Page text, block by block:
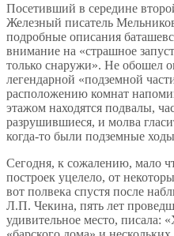
Посетивший в середине
Железный писатель
подробные описания
внимание на «страшное
только снаружи». Не обошел
легендарной «подземной
расположению комнат
этажом находятся подвалы,
разрушившиеся, и молва
когда-то были подземные
Сегодня, к сожалению, мало
построек уцелело, от
вот полвека спустя после
Л.П. Чекина, пять лет
удивительное место, писала: